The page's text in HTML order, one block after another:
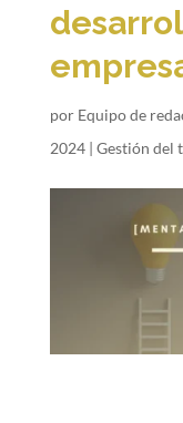
por Equipo de
2024| Gestión del